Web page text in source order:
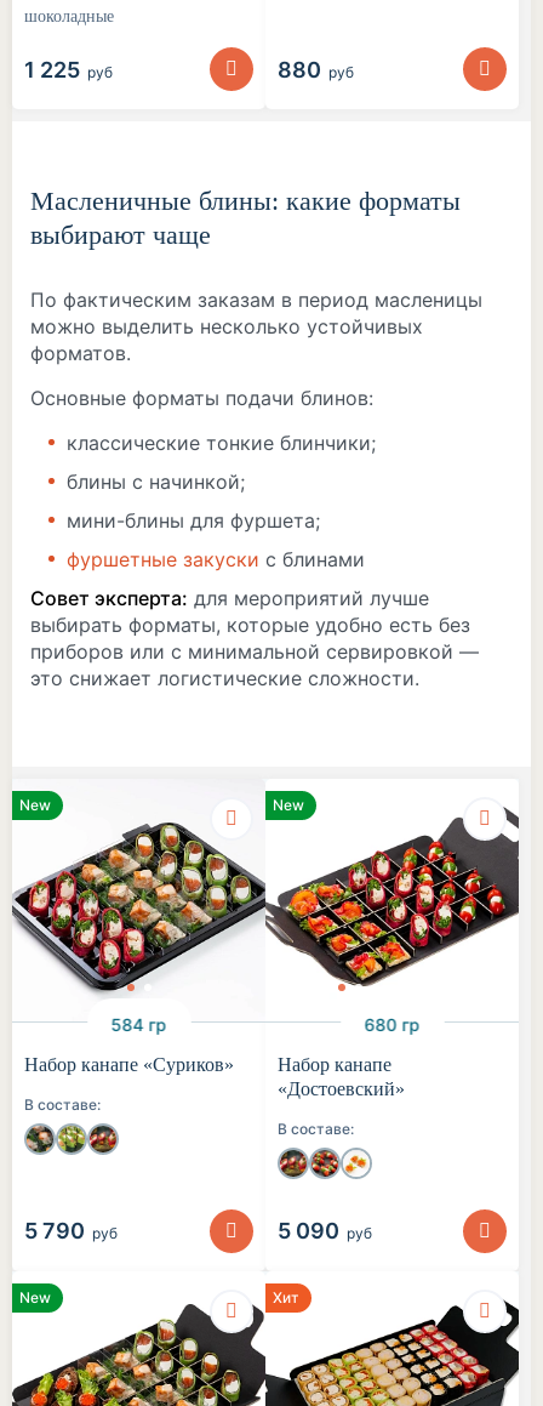
шоколадные
1 225 руб 880 руб
Масленичные блины: какие форматы
выбирают чаще
По фактическим заказам в период масленицы
можно выделить несколько устойчивых
форматов.
Основные форматы подачи блинов:
классические тонкие блинчики;
блины с начинкой;
мини-блины для фуршета;
фуршетные закуски с блинами
Совет эксперта: для мероприятий лучше
выбирать форматы, которые удобно есть без
приборов или с минимальной сервировкой —
это снижает логистические сложности.
New
584 гр
Набор канапе «Суриков»
В составе:
5 790 руб
New
680 гр
Набор канапе
«Достоевский»
В составе:
5 090 руб
New Хит